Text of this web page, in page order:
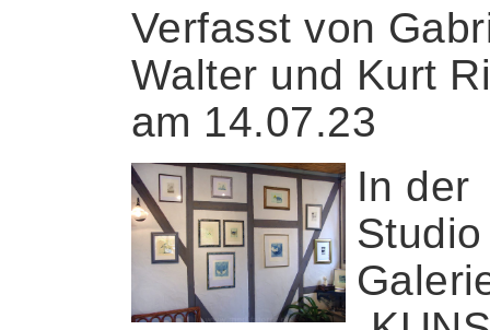
Verfasst von
Walter und Kurt
am 14.07.23
In der
Studio